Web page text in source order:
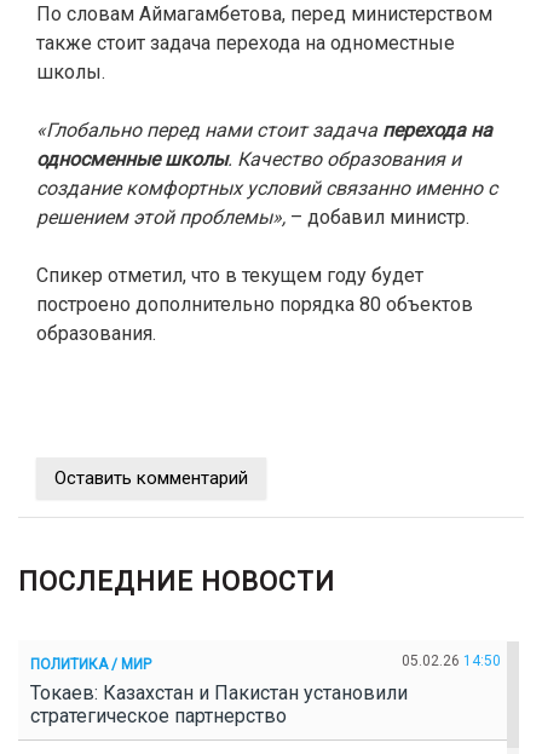
По словам Аймагамбетова, перед министерством
также стоит задача перехода на одноместные
школы.
«Глобально перед нами стоит задача перехода на
односменные школы. Качество образования и
создание комфортных условий связанно именно с
решением этой проблемы», – добавил министр.
Спикер отметил, что в текущем году будет
построено дополнительно порядка 80 объектов
образования.
Оставить комментарий
ПОСЛЕДНИЕ НОВОСТИ
ПОЛИТИКА / МИР 05.02.26 14:50
Токаев: Казахстан и Пакистан установили
стратегическое партнерство